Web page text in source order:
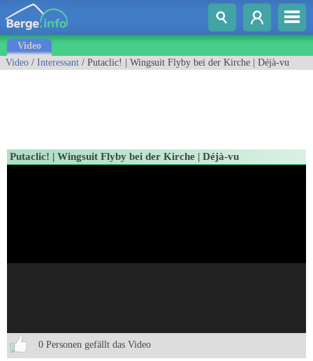
Video
Video / Interessant / Putaclic! | Wingsuit Flyby bei der Kirche | Déjà-vu
Putaclic! | Wingsuit Flyby bei der Kirche | Déjà-vu
0 Personen gefällt das Video